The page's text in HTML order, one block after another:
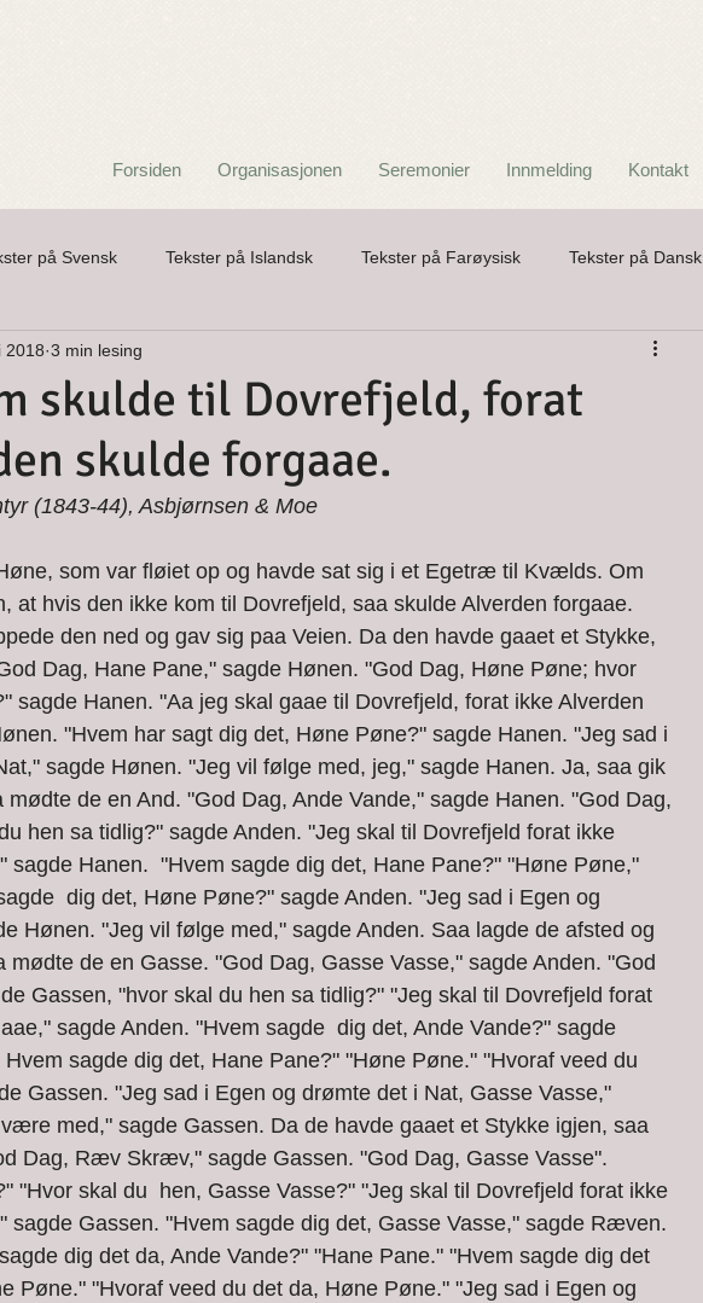
Forsiden Organisasjonen Seremonier Innmelding Kontakt
på Svensk Tekster på Islandsk Tekster på Farøysisk Tekster på Dansk
Barnerim
Skikk og Tru Spøkelser Tekster i Nørrønt
skulde til Dovrefjeld, forat
skulde forgaae.
2018 3 min lesing
(1843-44), Asbjørnsen & Moe
at hvis den ikke kom til Dovrefjeld, saa skulde Alverden forgaae.
den ned og gav sig paa Veien. Da den havde gaaet et Stykke,
Dag, Hane Pane," sagde Hønen. "God Dag, Høne Pøne; hvor
sagde Hanen. "Aa jeg skal gaae til Dovrefjeld, forat ikke Alverden
"Hvem har sagt dig det, Høne Pøne?" sagde Hanen. "Jeg sad i
sagde Hønen. "Jeg vil følge med, jeg," sagde Hanen. Ja, saa gik
de en And. "God Dag, Ande Vande," sagde Hanen. "God Dag,
hen sa tidlig?" sagde Anden. "Jeg skal til Dovrefjeld forat ikke
sagde Hanen.  "Hvem sagde dig det, Hane Pane?" "Høne Pøne,"
dig det, Høne Pøne?" sagde Anden. "Jeg sad i Egen og
Hønen. "Jeg vil følge med," sagde Anden. Saa lagde de afsted og
mødte de en Gasse. "God Dag, Gasse Vasse," sagde Anden. "God
Gassen, "hvor skal du hen sa tidlig?" "Jeg skal til Dovrefjeld forat
sagde Anden. "Hvem sagde  dig det, Ande Vande?" sagde
sagde dig det, Hane Pane?" "Høne Pøne." "Hvoraf veed du
Gassen. "Jeg sad i Egen og drømte det i Nat, Gasse Vasse,"
med," sagde Gassen. Da de havde gaaet et Stykke igjen, saa
Dag, Ræv Skræv," sagde Gassen. "God Dag, Gasse Vasse".
skal du  hen, Gasse Vasse?" "Jeg skal til Dovrefjeld forat ikke
sagde Gassen. "Hvem sagde dig det, Gasse Vasse," sagde Ræven.
dig det da, Ande Vande?" "Hane Pane." "Hvem sagde dig det
Pøne." "Hvoraf veed du det da, Høne Pøne." "Jeg sad i Egen og